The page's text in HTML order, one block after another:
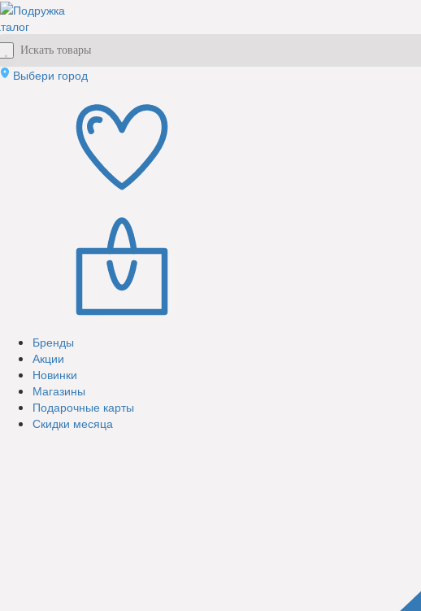
Выбери город
Бренды
Акции
Новинки
Магазины
Подарочные карты
Скидки месяца